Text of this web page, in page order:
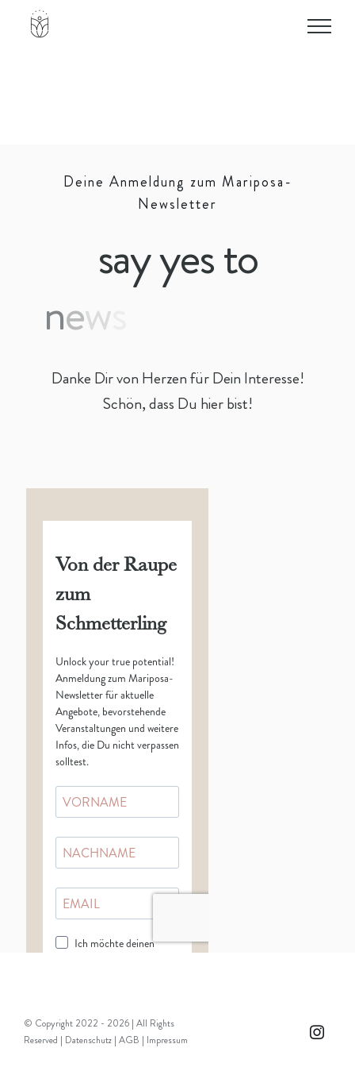
Deine Anmeldung zum Mariposa-
Newsletter
say yes to
Danke Dir von Herzen für Dein Interesse!
Schön, dass Du hier bist!
© Copyright 2022 - 2026 | All Rights
Reserved | Datenschutz | AGB | Impressum